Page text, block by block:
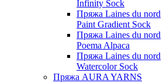
Infinity Sock
Пряжа Laines du nord
Paint Gradient Sock
Пряжа Laines du nord
Poema Alpaca
Пряжа Laines du nord
Watercolor Sock
Пряжа AURA YARNS